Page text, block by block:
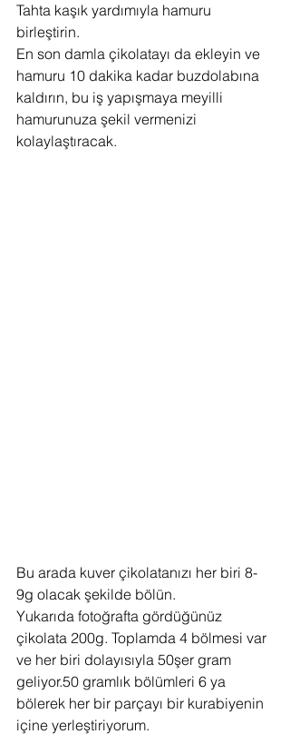
Tahta kaşık yardımıyla hamuru
birleştirin.
En son damla çikolatayı da ekleyin ve
hamuru 10 dakika kadar buzdolabına
kaldırın, bu iş yapışmaya meyilli
hamurunuza şekil vermenizi
kolaylaştıracak.
Bu arada kuver çikolatanızı her biri 8-
9g olacak şekilde bölün.
Yukarıda fotoğrafta gördüğünüz
çikolata 200g. Toplamda 4 bölmesi var
ve her biri dolayısıyla 50şer gram
geliyor.50 gramlık bölümleri 6 ya
bölerek her bir parçayı bir kurabiyenin
içine yerleştiriyorum.